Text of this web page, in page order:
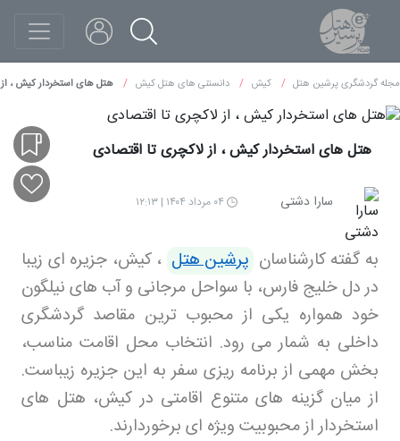
مجله گردشگری پرشین هتل کیش دانستنی های هتل کیش هتل های استخردار کیش ،
هتل های استخردار کیش ، از لاکچری تا اقتصادی
سارا دشتی ۰۴ مرداد ۱۴۰۴ | ۱۲:۱۳
به گفته کارشناسان پرشین هتل ،کیش، جزیره ای زیبا
در دل خلیج فارس، با سواحل مرجانی و آب های نیلگون
خود همواره یکی از محبوب ترین مقاصد گردشگری
داخلی به شمار می رود. انتخاب محل اقامت مناسب،
بخش مهمی از برنامه ریزی سفر به این جزیره زیباست.
از میان گزینه های متنوع اقامتی در کیش، هتل های
استخردار از محبوبیت ویژه ای برخوردارند.